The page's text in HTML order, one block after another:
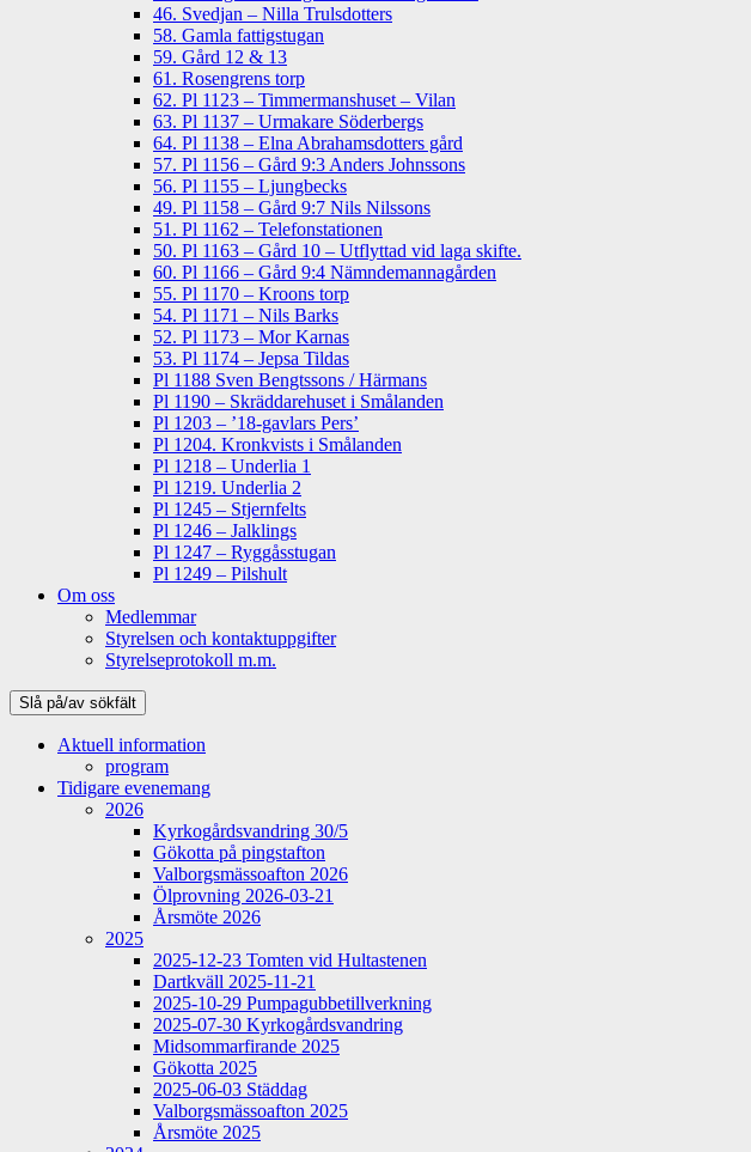
46. Svedjan – Nilla Trulsdotters
58. Gamla fattigstugan
59. Gård 12 & 13
61. Rosengrens torp
62. Pl 1123 – Timmermanshuset – Vilan
63. Pl 1137 – Urmakare Söderbergs
64. Pl 1138 – Elna Abrahamsdotters gård
57. Pl 1156 – Gård 9:3 Anders Johnssons
56. Pl 1155 – Ljungbecks
49. Pl 1158 – Gård 9:7 Nils Nilssons
51. Pl 1162 – Telefonstationen
50. Pl 1163 – Gård 10 – Utflyttad vid laga skifte.
60. Pl 1166 – Gård 9:4 Nämndemannagården
55. Pl 1170 – Kroons torp
54. Pl 1171 – Nils Barks
52. Pl 1173 – Mor Karnas
53. Pl 1174 – Jepsa Tildas
Pl 1188 Sven Bengtssons / Härmans
Pl 1190 – Skräddarehuset i Smålanden
Pl 1203 – ’18-gavlars Pers’
Pl 1204. Kronkvists i Smålanden
Pl 1218 – Underlia 1
Pl 1219. Underlia 2
Pl 1245 – Stjernfelts
Pl 1246 – Jalklings
Pl 1247 – Ryggåsstugan
Pl 1249 – Pilshult
Om oss
Medlemmar
Styrelsen och kontaktuppgifter
Styrelseprotokoll m.m.
Slå på/av sökfält
Aktuell information
program
Tidigare evenemang
2026
Kyrkogårdsvandring 30/5
Gökotta på pingstafton
Valborgsmässoafton 2026
Ölprovning 2026-03-21
Årsmöte 2026
2025
2025-12-23 Tomten vid Hultastenen
Dartkväll 2025-11-21
2025-10-29 Pumpagubbetillverkning
2025-07-30 Kyrkogårdsvandring
Midsommarfirande 2025
Gökotta 2025
2025-06-03 Städdag
Valborgsmässoafton 2025
Årsmöte 2025